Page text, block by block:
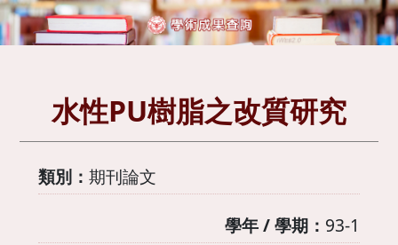
水性PU樹脂之改質研究
類別： 期刊論文
學年 / 學期： 93-1